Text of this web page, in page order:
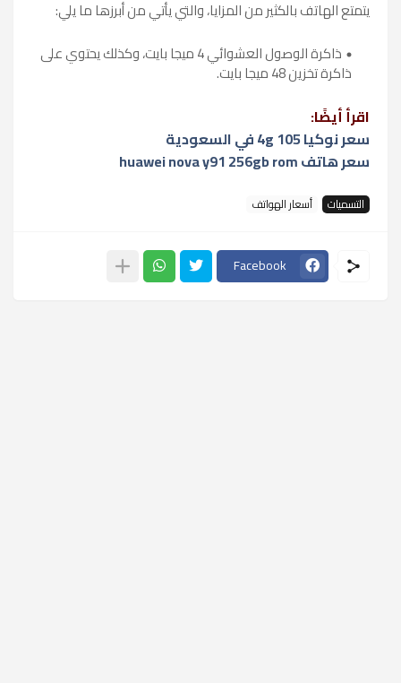
يتمتع الهاتف بالكثير من المزايا، والتي يأتي من أبرزها ما يلي:
ذاكرة الوصول العشوائي 4 ميجا بايت، وكذلك يحتوي على
ذاكرة تخزين 48 ميجا بايت.
اقرأ أيضًا:
سعر نوكيا 105 4g في السعودية
سعر هاتف huawei nova y91 256gb rom
التسميات أسعار الهواتف
Facebook